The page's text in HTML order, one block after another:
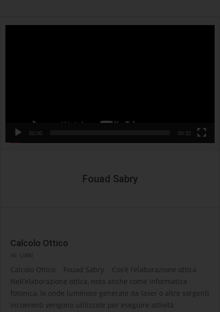
00:00 00:32
Fouad Sabry
Calcolo Ottico
2024-
05-
30
IN: LIBRI
Calcolo Ottico Fouad Sabry Cos’è l’elaborazione ottica
Nell’elaborazione ottica, nota anche come informatica
fotonica, le onde luminose generate da laser o altre sorgenti
incoerenti vengono utilizzate per eseguire attività